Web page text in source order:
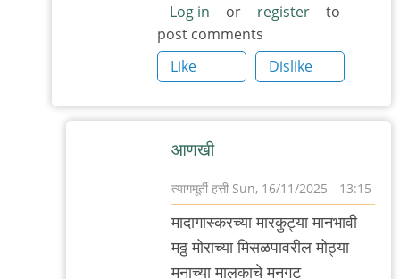
Log in or register
to
post comments
Like
Dislike
आणखी
त्यागमूर्ती हत्ती Sun, 16/11/2025 - 13:15
reply
to
मादागास्करच्या मारकुट्या मानभावी
मठ्ठ मोराच्या मिसळपावरील मोठ्या
मनाच्या मालकाचे मनगट